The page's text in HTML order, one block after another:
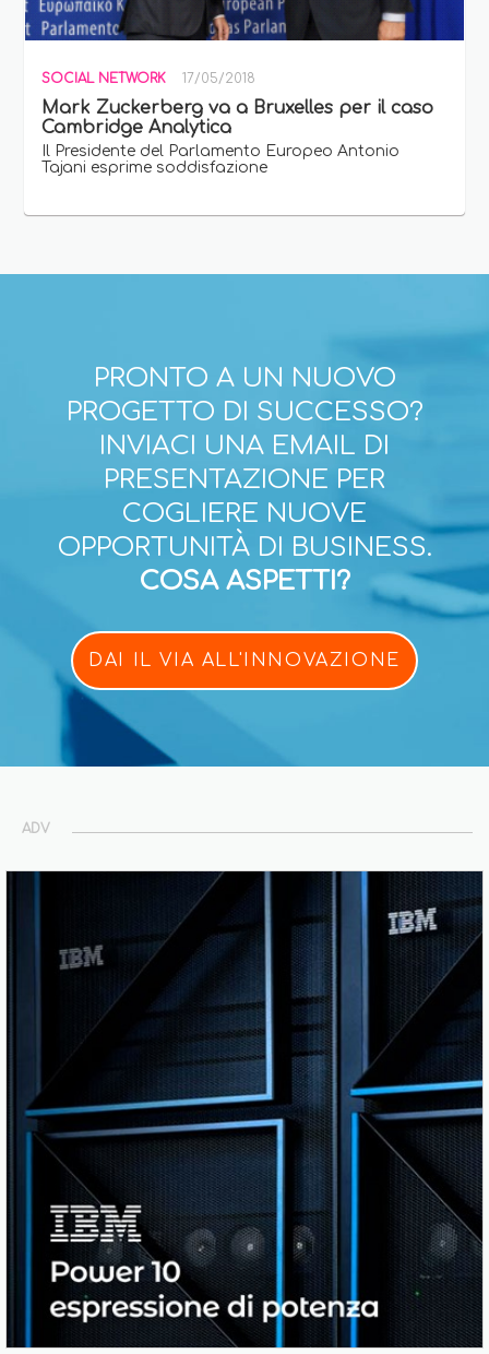
SOCIAL NETWORK 17/05/2018
Mark Zuckerberg va a Bruxelles per il caso
Cambridge Analytica
Il Presidente del Parlamento Europeo Antonio
Tajani esprime soddisfazione
PRONTO A UN NUOVO
PROGETTO DI SUCCESSO?
INVIACI UNA EMAIL DI
PRESENTAZIONE PER
COGLIERE NUOVE
OPPORTUNITÀ DI BUSINESS.
COSA ASPETTI?
DAI IL VIA ALL'INNOVAZIONE
ADV